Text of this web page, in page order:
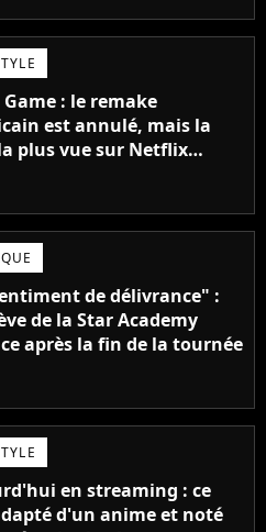
: le remake
est annulé, mais la
plus vue sur Netflix
avoir une version
de délivrance" :
de la Star Academy
après la fin de la tournée
en streaming : ce
d'un anime et noté